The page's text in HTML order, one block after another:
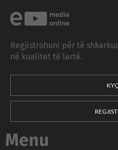
Regjistrohuni për të
në kualitet të lartë.
Menu